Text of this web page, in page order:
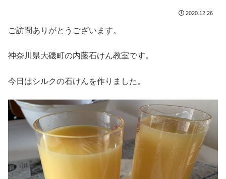
2020.12.26
ご訪問ありがとうございます。
神奈川県大磯町の内藤石けん教室です。
今日はシルクの石けんを作りました。